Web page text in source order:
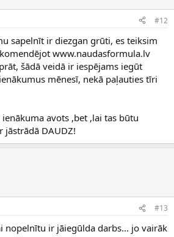
#12
sapelnīt ir diezgan grūti, es teiksim
www.naudasformula.lv
šādā veidā ir iespējams iegūt
mēnesī, nekā paļauties tīri
avots ,bet ,lai tas būtu
DAUDZ!
#13
nopelnītu ir jāiegūlda darbs... jo vairāk